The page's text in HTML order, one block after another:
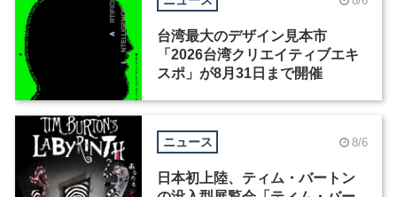
台湾最大のデザイン見本市
「2026台湾クリエイティブエキ
スポ」が8月31日まで開催
ニュース 8/6
日本初上陸、ティム・バートン